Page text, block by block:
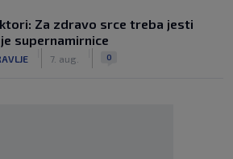
Za zdravo srce treba jesti
supernamirnice
7. aug. 0